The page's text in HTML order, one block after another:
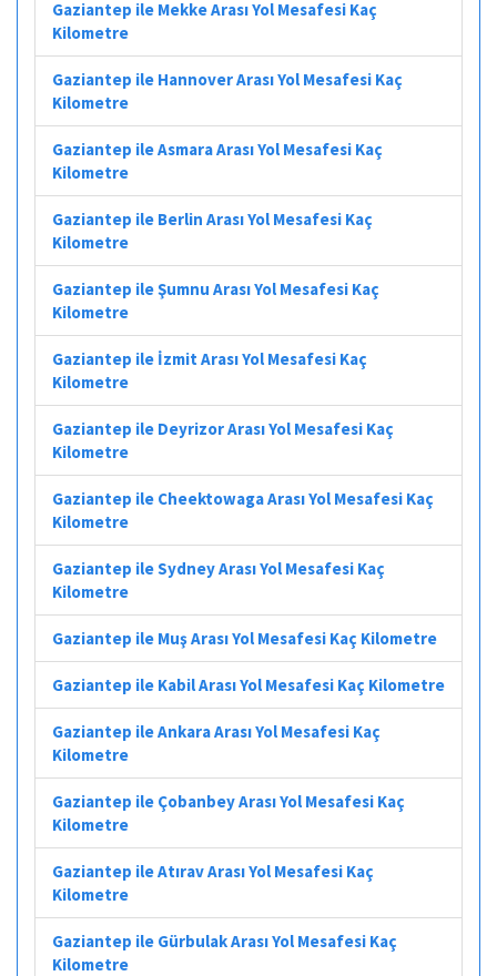
Gaziantep ile Mekke Arası Yol Mesafesi Kaç
Kilometre
Gaziantep ile Hannover Arası Yol Mesafesi Kaç
Kilometre
Gaziantep ile Asmara Arası Yol Mesafesi Kaç
Kilometre
Gaziantep ile Berlin Arası Yol Mesafesi Kaç
Kilometre
Gaziantep ile Şumnu Arası Yol Mesafesi Kaç
Kilometre
Gaziantep ile İzmit Arası Yol Mesafesi Kaç
Kilometre
Gaziantep ile Deyrizor Arası Yol Mesafesi Kaç
Kilometre
Gaziantep ile Cheektowaga Arası Yol Mesafesi Kaç
Kilometre
Gaziantep ile Sydney Arası Yol Mesafesi Kaç
Kilometre
Gaziantep ile Muş Arası Yol Mesafesi Kaç Kilometre
Gaziantep ile Kabil Arası Yol Mesafesi Kaç Kilometre
Gaziantep ile Ankara Arası Yol Mesafesi Kaç
Kilometre
Gaziantep ile Çobanbey Arası Yol Mesafesi Kaç
Kilometre
Gaziantep ile Atırav Arası Yol Mesafesi Kaç
Kilometre
Gaziantep ile Gürbulak Arası Yol Mesafesi Kaç
Kilometre